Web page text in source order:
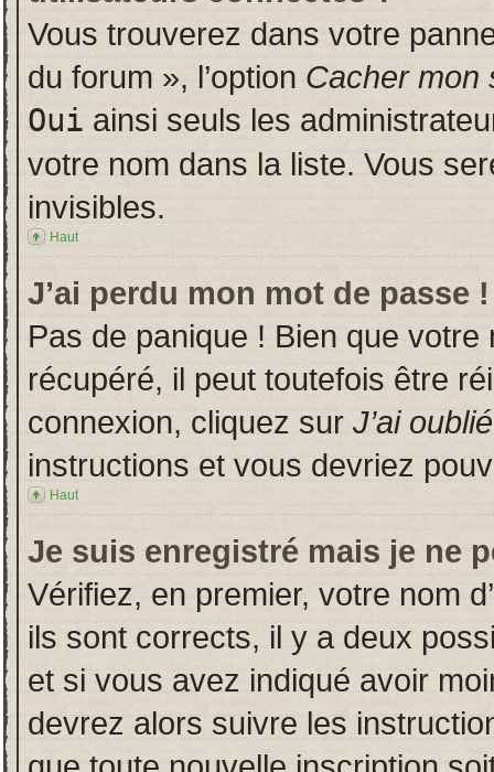
Vous trouverez dans votre
du forum », l’option Cacher mon
Oui ainsi seuls les
votre nom dans la liste. Vous
invisibles.
Haut
J’ai perdu mon mot de passe !
Pas de panique ! Bien que
récupéré, il peut toutefois être
connexion, cliquez sur J’ai
instructions et vous devriez
Haut
Je suis enregistré mais je ne
Vérifiez, en premier, votre nom
ils sont corrects, il y a deux
et si vous avez indiqué avoir
devrez alors suivre les